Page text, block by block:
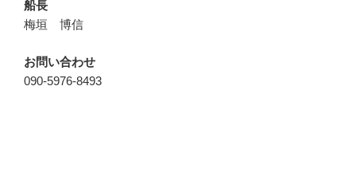
船長
梅垣 博信
お問い合わせ
090-5976-8493